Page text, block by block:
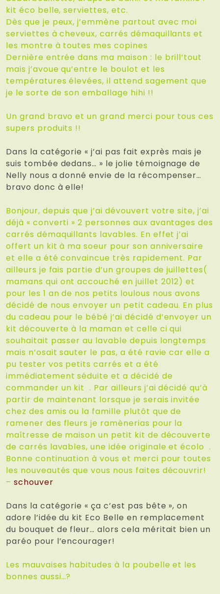
kit éco belle, serviettes, etc.
Dès que je peux, j’emmène partout avec moi
serviettes à cheveux, carrés démaquillants et
les montre à toutes mes copines
Dernière entrée dans ma maison : le brill’tout
mais j’avoue qu’entre le boulot et les
températures élevées, il attend sagement que
je le sorte de son emballage hihi !!
Un grand bravo et un grand merci pour tous ces
supers produits !!
Dans la catégorie « j’ai pas fait exprès mais je
suis tombée dedans… » le jolie témoignage de
Nelly nous a donné envie de la récompenser…
bravo donc à elle!
Bonjour, depuis que j’ai dévouvert votre site, j’ai
déjà « converti » 2 personnes aux avantages des
carrés démaquillants lavables. En effet j’ai
offert un kit à ma soeur pour son anniversaire
et elle a été convaincue très rapidement. Par
ailleurs je fais partie d’un groupes de juillettes(
mamans qui ont accouché en juillet 2012) et
pour les 1 an de nos petits loulous nous avons
décidé de nous envoyer un petit cadeau. En plus
du cadeau pour le bébé j’ai décidé d’envoyer un
kit découverte à la maman et celle ci qui
souhaitait passer au lavable depuis longtemps
mais n’osait sauter le pas, a été ravie car elle a
pu tester vos petits carrés et a été
immédiatement séduite et a décidé de
commander un kit . Par ailleurs j’ai décidé qu’à
partir de maintenant lorsque je serais invitée
chez des amis ou la famille plutôt que de
ramener des fleurs je ramènerias pour la
maîtresse de maison un petit kit de découverte
de carrés lavables, une idée originale et écolo .
Bonne continuation à vous et merci pour toutes
les nouveautés que vous nous faites découvrir!
– schouver
Dans la catégorie « ça c’est pas bête », on
adore l’idée du kit Eco Belle en remplacement
du bouquet de fleur… alors cela méritait bien un
paréo pour l’encourager!
Les mauvaises habitudes à la poubelle et les
bonnes aussi…?